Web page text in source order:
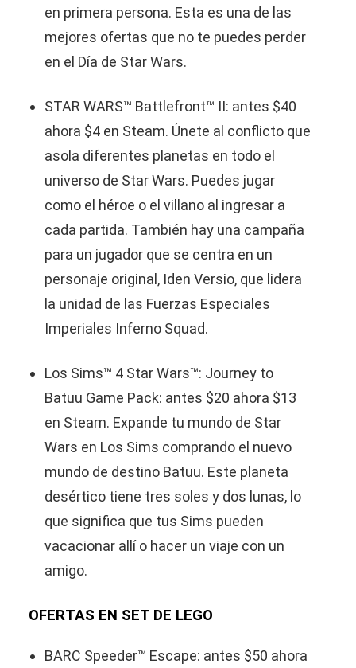
en primera persona. Esta es una de las
mejores ofertas que no te puedes perder
en el Día de Star Wars.
STAR WARS™ Battlefront™ II: antes $40
ahora $4 en Steam. Únete al conflicto que
asola diferentes planetas en todo el
universo de Star Wars. Puedes jugar
como el héroe o el villano al ingresar a
cada partida. También hay una campaña
para un jugador que se centra en un
personaje original, Iden Versio, que lidera
la unidad de las Fuerzas Especiales
Imperiales Inferno Squad.
Los Sims™ 4 Star Wars™: Journey to
Batuu Game Pack: antes $20 ahora $13
en Steam. Expande tu mundo de Star
Wars en Los Sims comprando el nuevo
mundo de destino Batuu. Este planeta
desértico tiene tres soles y dos lunas, lo
que significa que tus Sims pueden
vacacionar allí o hacer un viaje con un
amigo.
OFERTAS EN SET DE LEGO
BARC Speeder™ Escape: antes $50 ahora